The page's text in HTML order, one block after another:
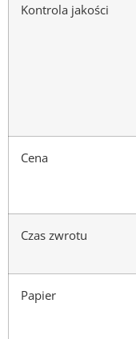
Kontrola jakości
Cena
Czas zwrotu
Papier